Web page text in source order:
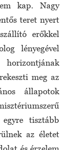
kap. Nagy
teret nyert
erőkkel
lényegével
meg az
állapotok
tisztább
az életet